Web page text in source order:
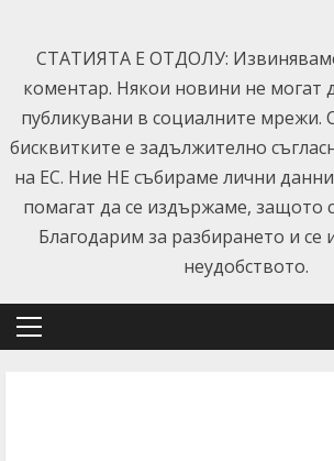
content
СТАТИЯТА Е ОТДОЛУ:
коментар. Някои новини не могат
публикувани в социалните мрежи.
бисквитките е задължително
на ЕС. Ние НЕ събираме лични
помагат да се издържаме, защото
Благодарим за разбирането и се
неудобството.
Primary